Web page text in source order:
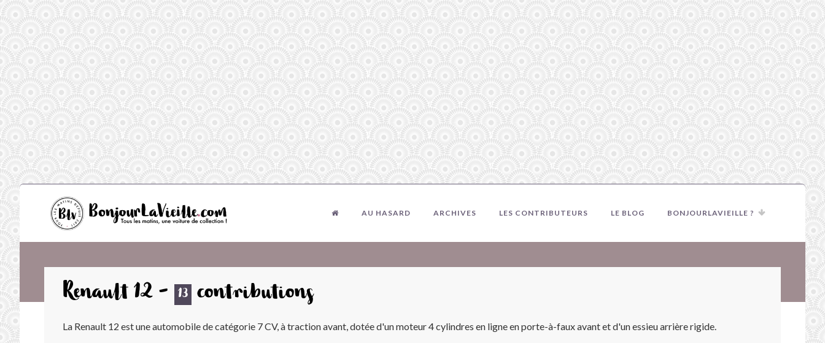
AU HASARD ARCHIVES LES CONTRIBUTEURS LE BLOG BONJOURLAVIEILLE ?
Renault 12 - 13 contributions
La Renault 12 est une automobile de catégorie 7 CV, à traction avant, dotée d'un moteur 4 cylindres en ligne en porte-à-faux avant et d'un essieu arrière rigide.